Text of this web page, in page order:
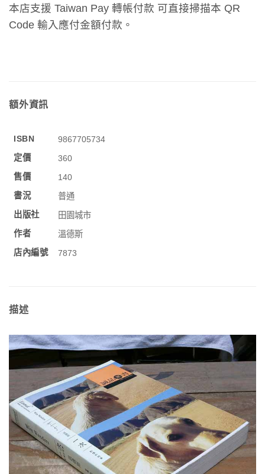
本店支援 Taiwan Pay 轉帳付款 可直接掃描本 QR
Code 輸入應付金額付款。
額外資訊
ISBN
9867705734
定價
360
售價
140
書況
普通
出版社
田園城市
作者
溫德斯
店內編號
7873
描述